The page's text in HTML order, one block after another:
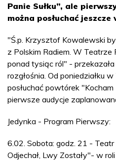
Panie Sułku”, ale
można posłuchać jeszcze
"Ś.p. Krzysztof Kowalewski
z Polskim Radiem. W Teatrze
ponad tysiąc ról" -
rozgłośnia. Od poniedziałku
posłuchać powtórek "Kocham
pierwsze audycje
Jedynka - Program Pierwszy:
6.02. Sobota: godz. 21 -
Odjechał, Lwy Zostały"- w